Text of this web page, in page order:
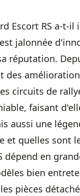
Escort RS a-t-
jalonnée
réputation.
des
circuits de
faisant
aussi une
et quelles sont
dépend en
bien
pièces